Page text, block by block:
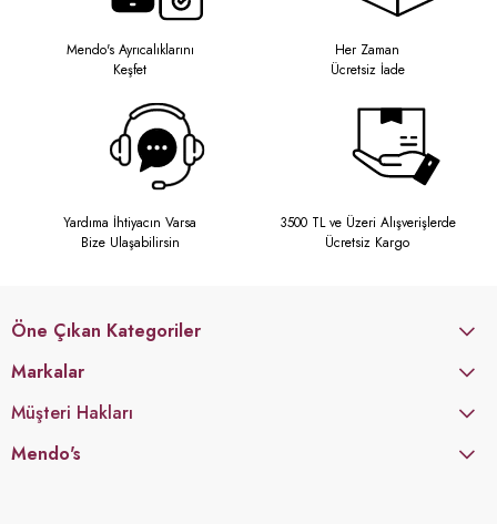
Mendo's Ayrıcalıklarını
Keşfet
Her Zaman
Ücretsiz İade
Yardıma İhtiyacın Varsa
Bize Ulaşabilirsin
3500 TL ve Üzeri Alışverişlerde
Ücretsiz Kargo
Öne Çıkan Kategoriler
Markalar
Müşteri Hakları
Mendo's